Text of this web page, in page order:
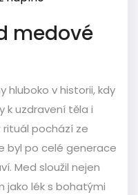
medové
hluboko v historii, kdy
k uzdravení těla i
pochází ze
byl po celé generace
Med sloužil nejen
jako lék s bohatými